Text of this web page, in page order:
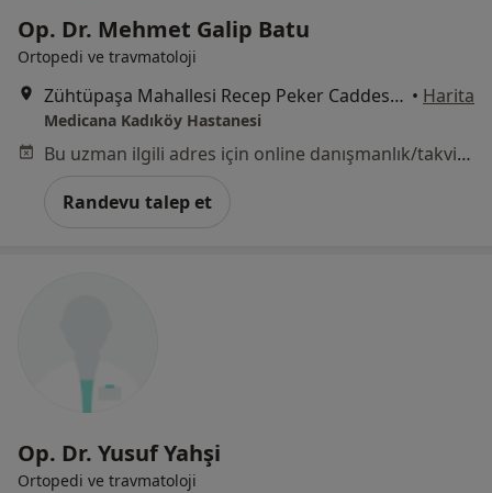
Op. Dr. Mehmet Galip Batu
Ortopedi ve travmatoloji
Zühtüpaşa Mahallesi Recep Peker Caddesi No:11, Kadıköy • Harita
Medicana Kadıköy Hastanesi
Bu uzman ilgili adres için online danışmanlık/takvim sunmuyor.
Randevu talep et
Op. Dr. Yusuf Yahşi
Ortopedi ve travmatoloji